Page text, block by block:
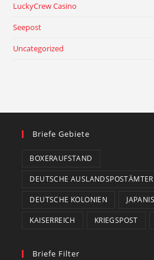
LuckyCrew Casino
Seepost
Uncategorized
Briefe Gebiete
BOXERAUFSTAND
DEUTSCHE AUSLANDSPOSTÄMTER
DEUTSCHE KOLONIEN
KAISERREICH KRIEGSPOST
Briefe Filter